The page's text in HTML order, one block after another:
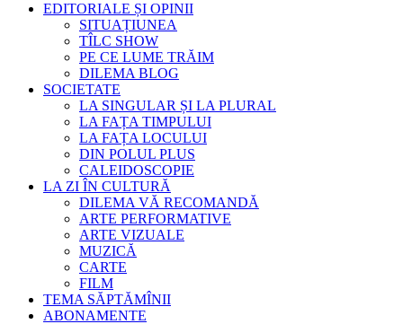
EDITORIALE ȘI OPINII
SITUAȚIUNEA
TÎLC SHOW
PE CE LUME TRĂIM
DILEMA BLOG
SOCIETATE
LA SINGULAR ȘI LA PLURAL
LA FAȚA TIMPULUI
LA FAȚA LOCULUI
DIN POLUL PLUS
CALEIDOSCOPIE
LA ZI ÎN CULTURĂ
DILEMA VĂ RECOMANDĂ
ARTE PERFORMATIVE
ARTE VIZUALE
MUZICĂ
CARTE
FILM
TEMA SĂPTĂMÎNII
ABONAMENTE